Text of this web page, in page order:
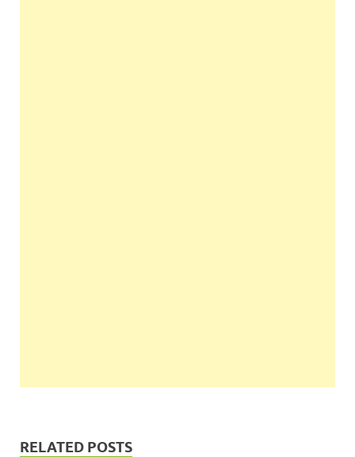
RELATED POSTS